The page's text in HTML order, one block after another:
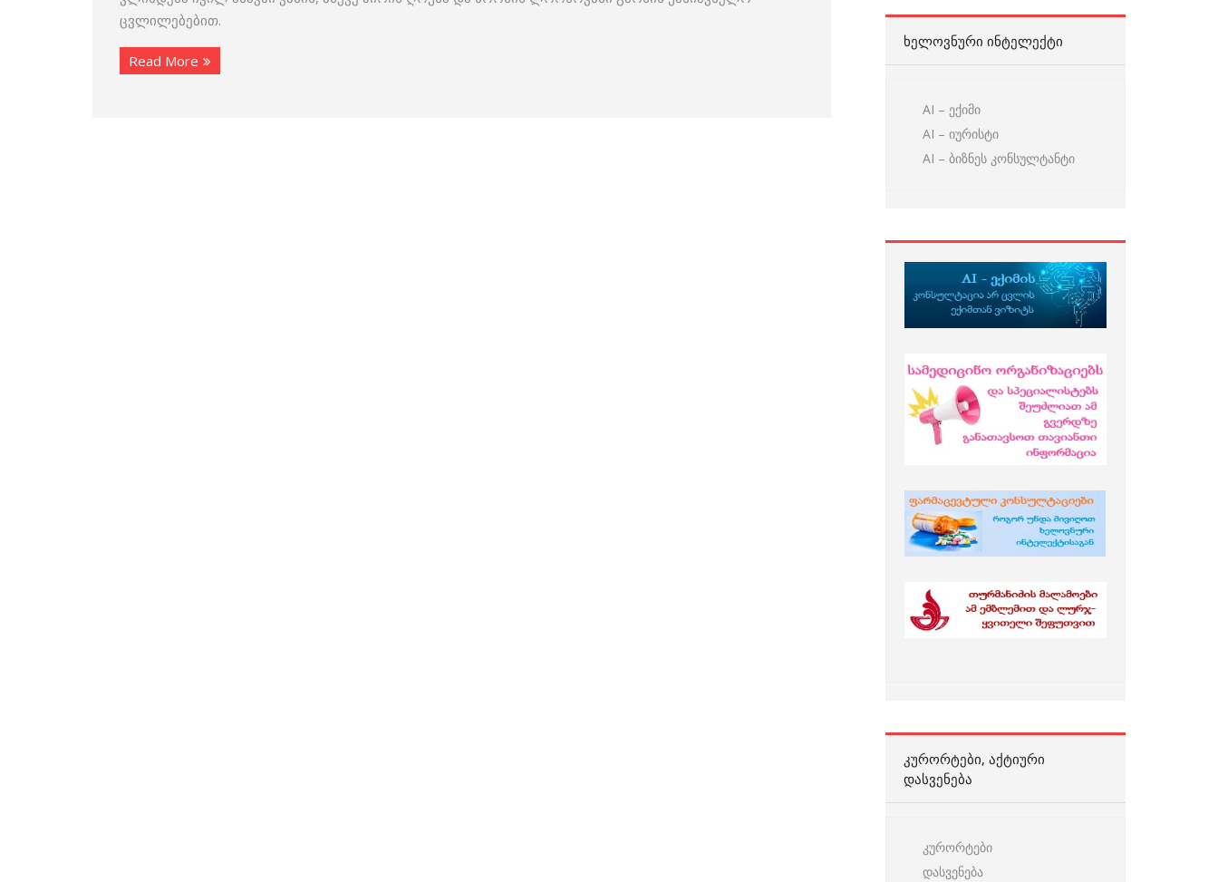
ცვლილებებით.
Read More
ᲮᲔᲚᲝᲕᲜᲣᲠᲘ ᲘᲜᲢᲔᲚᲔᲥᲢᲘ
AI – ექიმი
AI – იურისტი
AI – ბიზნეს კონსულტანტი
ᲙᲣᲠᲝᲠᲢᲔᲑᲘ, ᲐᲥᲢᲘᲣᲠᲘ
ᲓᲐᲡᲕᲔᲜᲔᲑᲐ
კურორტები
დასვენება